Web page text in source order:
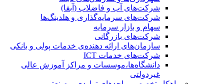
شرکت‌های آب و فاضلاب (آبفا)
شرکت‌های سرمایه‌گذاری و هلدینگ‌ها
سهام و بازار سرمایه
شرکت‌های بازرگانی
سازمان‌های ارائه دهنده‌ی خدمات پولی و بانکی
شرکت‌های خدمات ICT
دانشگاه‌ها،موسسات و مراکز آموزش عالی
غیردولتی